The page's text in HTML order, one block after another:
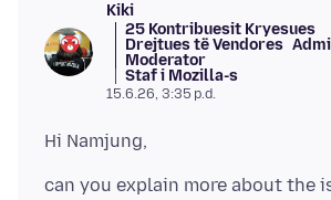
Kiki
25 Kontribuesit Kryesues
Drejtues të Vendores
Moderator
Staf i Mozilla-s
15.6.26, 3:35 p.d.
can you explain more about the